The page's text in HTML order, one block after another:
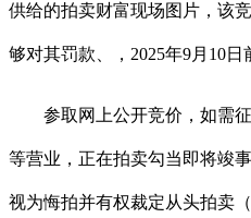
供给的拍卖财富现场图片，该
够对其罚款、，2025年9月10日
参取网上公开竞价，如需征
等营业，正在拍卖勾当即将竣
视为悔拍并有权裁定从头拍卖